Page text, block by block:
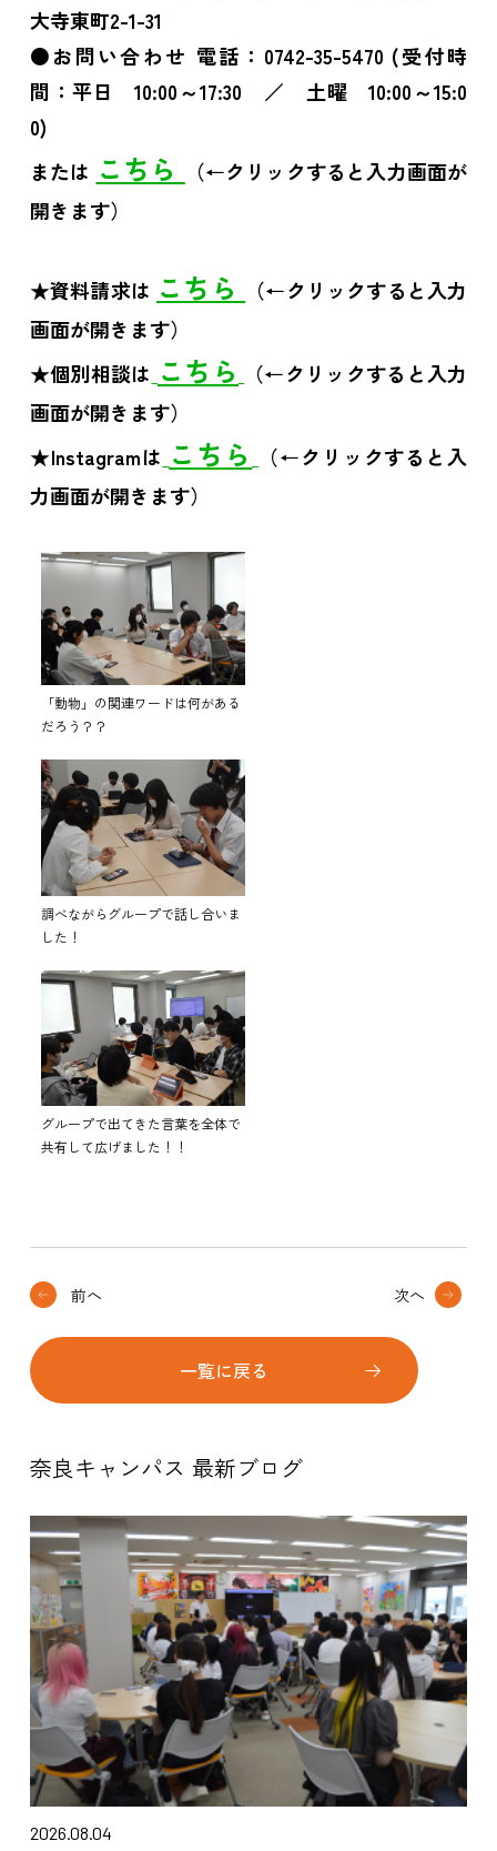
大寺東町2-1-31
●お問い合わせ 電話：0742-35-5470 (受付時
間：平日 10:00～17:30 ／ 土曜 10:00～15:0
0)
または こちら
（←クリックすると入力画面が
開きます）
★資料請求は こちら
（←クリックすると入力
画面が開きます）
★個別相談は こちら
（←クリックすると入力
画面が開きます）
★Instagramは こちら
（←クリックすると入
力画面が開きます）
「動物」の関連ワードは何がある
だろう？？
調べながらグループで話し合いま
した！
グループで出てきた言葉を全体で
共有して広げました！！
前へ
一覧に戻る
次へ
奈良キャンパス 最新ブログ
2026.08.04